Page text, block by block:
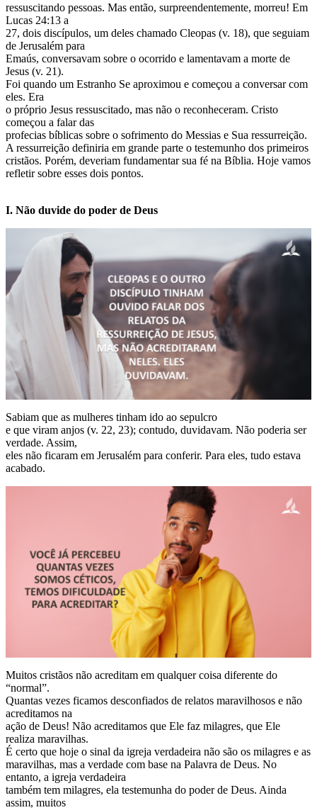
ressuscitando pessoas. Mas então, surpreendentemente, morreu! Em
Lucas 24:13 a
27, dois discípulos, um deles chamado Cleopas (v. 18), que seguiam
de Jerusalém para
Emaús, conversavam sobre o ocorrido e lamentavam a morte de
Jesus (v. 21).
Foi quando um Estranho Se aproximou e começou a conversar com
eles. Era
o próprio Jesus ressuscitado, mas não o reconheceram. Cristo
começou a falar das
profecias bíblicas sobre o sofrimento do Messias e Sua ressurreição.
A ressurreição definiria em grande parte o testemunho dos primeiros
cristãos. Porém, deveriam fundamentar sua fé na Bíblia. Hoje vamos
refletir sobre esses dois pontos.
I. Não duvide do poder de Deus
Sabiam que as mulheres tinham ido ao sepulcro
e que viram anjos (v. 22, 23); contudo, duvidavam. Não poderia ser
verdade. Assim,
eles não ficaram em Jerusalém para conferir. Para eles, tudo estava
acabado.
Muitos cristãos não acreditam em qualquer coisa diferente do
“normal”.
Quantas vezes ficamos desconfiados de relatos maravilhosos e não
acreditamos na
ação de Deus! Não acreditamos que Ele faz milagres, que Ele
realiza maravilhas.
É certo que hoje o sinal da igreja verdadeira não são os milagres e as
maravilhas, mas a verdade com base na Palavra de Deus. No
entanto, a igreja verdadeira
também tem milagres, ela testemunha do poder de Deus. Ainda
assim, muitos